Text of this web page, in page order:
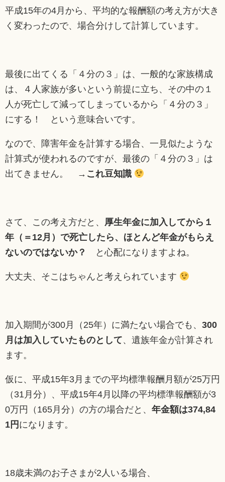
平成15年の4月から、平均的な報酬額の考え方が大き
く変わったので、場合分けして計算しています。
最後に出てくる「４分の３」は、一般的な家族構成
は、４人家族が多いという前提に立ち、その中の１
人が死亡して減ってしまっているから「４分の３」
にする！ という意味合いです。
なので、障害年金を計算する場合、一見似たような
計算式が使われるのですが、最後の「４分の３」は
出てきません。 → これ豆知識
さて、この考え方だと、 厚生年金に加入してから１
年（＝12月）で死亡したら、ほとんど年金がもらえ
ないのではないか？
と心配になりますよね。
大丈夫、そこはちゃんと考えられています
加入期間が300月（25年）に満たない場合でも、 300
月は加入していたものとして、遺族年金が計算され
ます。
仮に、平成15年3月までの平均標準報酬月額が25万円
（31月分）、平成15年4月以降の平均標準報酬額が3
0万円（165月分）の方の場合だと、 年金額は374,84
1円 になります。
18歳未満のお子さまが2人いる場合、